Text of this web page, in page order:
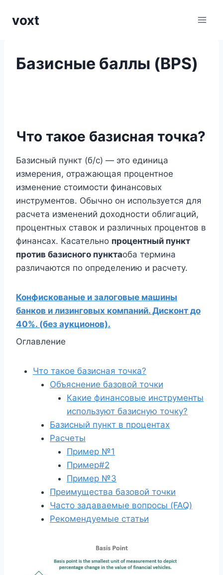
voxt
Базисные баллы (BPS)
Что такое базисная точка?
Базисный пункт (б/с) — это единица
измерения, отражающая процентное
изменение стоимости финансовых
инструментов. Обычно он используется для
расчета изменений доходности облигаций,
процентных ставок и различных процентов в
финансах. Касательно процентный пункт
против базисного пунктаоба термина
различаются по определению и расчету.
Конфискованые и залоговые машины
банков и лизинговых компаний. Дисконт до
40%. (без аукционов).
Оглавление
Что такое базисная точка?
Объяснение базовой точки
Какие финансовые инструменты
используют базисную точку?
Базисный пункт в процентах
Расчеты
Пример №1
Пример#2
Пример №3
Преимущества базовой точки
Часто задаваемые вопросы (FAQ)
Рекомендуемые статьи